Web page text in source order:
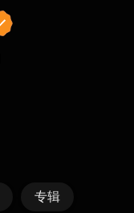
专辑